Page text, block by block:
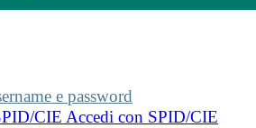
e password
CIE Accedi con SPID/CIE